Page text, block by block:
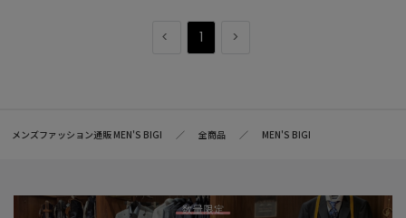
1
メンズファッション通販 MEN'S BIGI 全商品 MEN'S BIGI